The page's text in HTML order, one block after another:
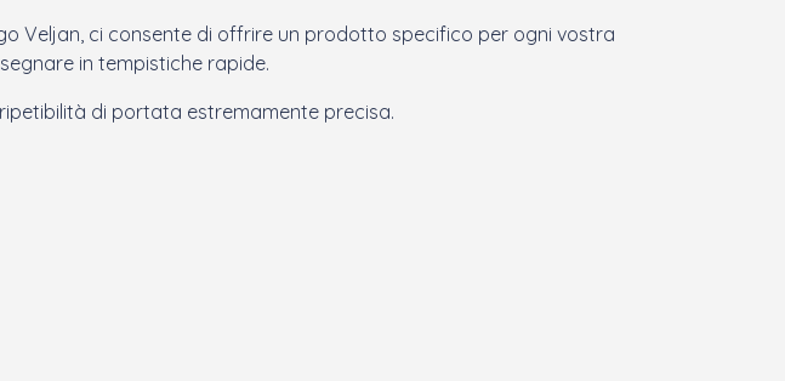
Veljan, ci consente di offrire un prodotto specifico per ogni vostra
in tempistiche rapide.
di portata estremamente precisa.